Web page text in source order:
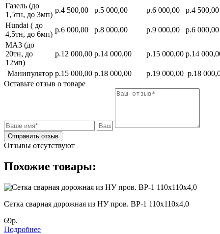
Газель (до
1,5тн, до 3мп)
р.4 500,00 р.5 000,00 р.6 000,00
р.4 500,00
Hundai ( до
4,5тн, до 6мп)
р.6 000,00 р.8 000,00 р.9 000,00
р.6 000,00
МАЗ (до
20тн, до
12мп)
р.12 000,00 р.14 000,00 р.15 000,00 р.14
Манипулятор р.15 000,00 р.18 000,00 р.19 000,00 р.18
Оставьте отзыв о товаре
Отправить отзыв
Отзывы отсутствуют
Похожие товары:
Cетка сварная дорожная из НУ пров. ВР-1 110х110х4,0
69р.
Подробнее